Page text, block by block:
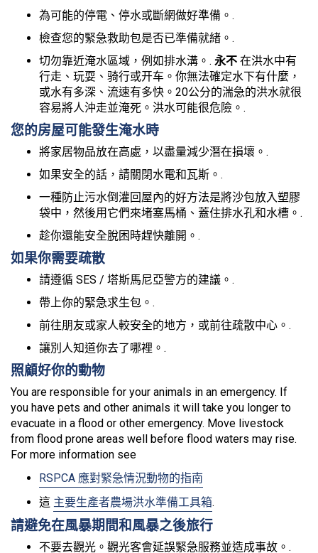
為可能的停電、停水或斷網做好準備。.
檢查您的緊急救助包是否已準備就緒。.
切勿靠近淹水區域，例如排水溝。. 永不 在洪水中有
行走、玩耍、骑行或开车。你無法確定水下有什麼，
或水有多深、流速有多快。20公分的湍急的洪水就很
容易將人沖走並淹死。洪水可能很危險。.
您的房屋可能發生淹水時
將家居物品放在高處，以盡量減少潛在損壞。.
如果安全的話，請關閉水電和瓦斯。.
一種防止污水倒灌回屋內的好方法是將沙包放入塑膠
袋中，然後用它們來堵塞馬桶、蓋住排水孔和水槽。.
趁你還能安全脫困時趕快離開。.
如果你需要疏散
請遵循 SES / 塔斯馬尼亞警方的建議。.
帶上你的緊急求生包。.
前往朋友或家人較安全的地方，或前往疏散中心。.
讓別人知道你去了哪裡。.
照顧好你的動物
You are responsible for your animals in an emergency. If
you have pets and other animals it will take you longer to
evacuate in a flood or other emergency. Move livestock
from flood prone areas well before flood waters may rise.
For more information see
RSPCA 應對緊急情況動物的指南
這 主要生產者農場洪水準備工具箱.
請避免在風暴期間和風暴之後旅行
不要去觀光。觀光客會延誤緊急服務並造成事故。.